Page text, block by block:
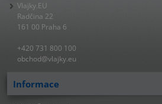
Vlajky.EU
Radčina 22
161 00 Praha 6
+420 731 800 100
obchod@vlajky.eu
Informace